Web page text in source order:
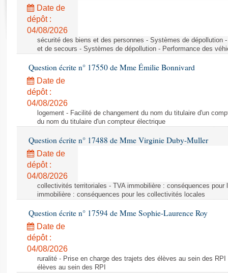
Rapports législatifs
Rapports sur l'application des lois
Baromètre de l’application des lois
Dossiers législatifs
Budget et sécurité sociale
Questions écrites et orales
Comptes rendus des débats
Date de
dépôt :
04/08/2026
sécurité des biens et des personnes - Systèmes de dépollution
et de secours - Systèmes de dépollution - Performance des
Question écrite n° 17550 de Mme Émilie Bonnivard
Date de
dépôt :
04/08/2026
logement - Facilité de changement du nom du titulaire d'un
du nom du titulaire d'un compteur électrique
Question écrite n° 17488 de Mme Virginie Duby-Muller
Date de
dépôt :
04/08/2026
collectivités territoriales - TVA immobilière : conséquences
immobilière : conséquences pour les collectivités locales
Question écrite n° 17594 de Mme Sophie-Laurence Roy
Date de
dépôt :
04/08/2026
ruralité - Prise en charge des trajets des élèves au sein des
élèves au sein des RPI